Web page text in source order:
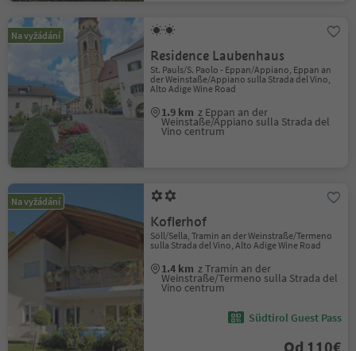
Na vyžádání
Residence Laubenhaus
St. Pauls/S. Paolo - Eppan/Appiano, Eppan an
der Weinstaße/Appiano sulla Strada del Vino,
Alto Adige Wine Road
1.9 km z Eppan an der
Weinstaße/Appiano sulla Strada del
Vino centrum
Na vyžádání
Koflerhof
Söll/Sella, Tramin an der Weinstraße/Termeno
sulla Strada del Vino, Alto Adige Wine Road
1.4 km z Tramin an der
Weinstraße/Termeno sulla Strada del
Vino centrum
Südtirol Guest Pass
Od 110€